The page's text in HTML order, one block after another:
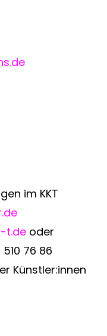
im KKT
t.de oder
510 76 86
Künstler:innen